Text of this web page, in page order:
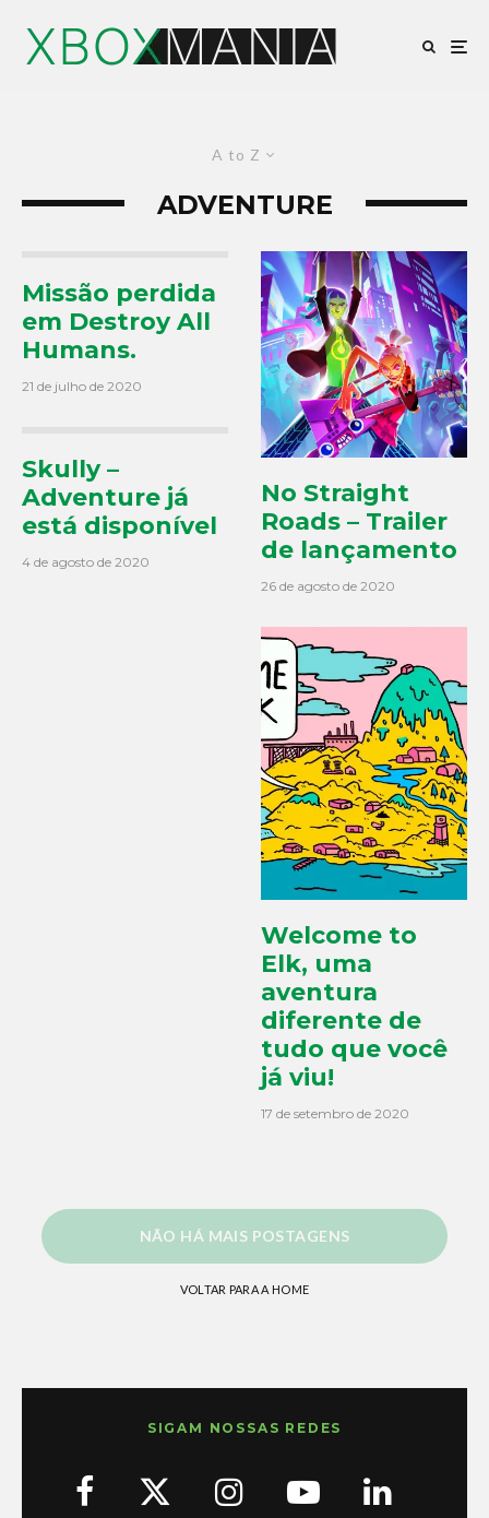
A to Z
ADVENTURE
Missão perdida
em Destroy All
Humans.
21 de julho de 2020
Skully –
Adventure já
está disponível
4 de agosto de 2020
No Straight
Roads – Trailer
de lançamento
26 de agosto de 2020
Welcome to
Elk, uma
aventura
diferente de
tudo que você
já viu!
17 de setembro de 2020
NÃO HÁ MAIS POSTAGENS
VOLTAR PARA A HOME
SIGAM NOSSAS REDES